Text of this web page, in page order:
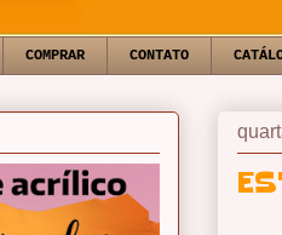
COMPRAR CONTATO